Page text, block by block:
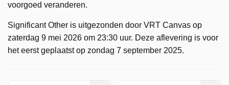
voorgoed veranderen.
Significant Other is uitgezonden door VRT Canvas op
zaterdag 9 mei 2026 om 23:30 uur. Deze aflevering is voor
het eerst geplaatst op zondag 7 september 2025.